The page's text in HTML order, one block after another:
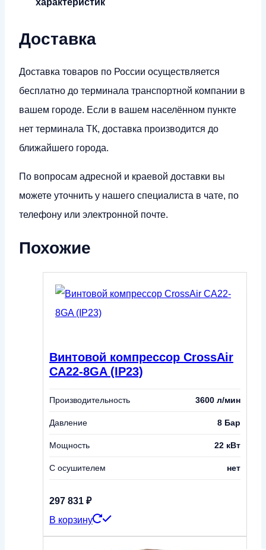
Доставка
Доставка товаров по России осуществляется
бесплатно до терминала транспортной компании в
вашем городе. Если в вашем населённом пункте
нет терминала ТК, доставка производится до
ближайшего города.
По вопросам адресной и краевой доставки вы
можете уточнить у нашего специалиста в чате, по
телефону или электронной почте.
Похожие
Винтовой компрессор CrossAir
CA22-8GA (IP23)
Производительность 3600 л/мин
Давление 8 Бар
Мощность 22 кВт
С осушителем нет
297 831 ₽
В корзину